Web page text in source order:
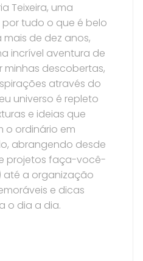
Teixeira, uma
tudo o que é belo
mais de dez anos,
incrível aventura de
minhas descobertas,
através do
universo é repleto
e ideias que
o ordinário em
abrangendo desde
projetos faça-você-
até a organização
e dicas
o dia a dia.